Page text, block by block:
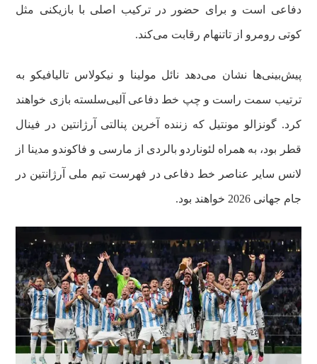
دفاعی است و برای حضور در ترکیب اصلی با بازیکنی مثل
کوتی رومرو از تاتنهام رقابت می‌کند.
پیش‌بینی‌ها نشان می‌دهد نائل مولینا و نیکولاس تالیافیکو به
ترتیب سمت راست و چپ خط دفاعی آلبی‌سلسته بازی خواهند
کرد. گونزالو مونتیل که زننده آخرین پنالتی آرژانتین در فینال
قطر بود، به همراه لئوناردو بالردی از مارسی و فاکوندو مدینا از
لانس سایر عناصر خط دفاعی در فهرست تیم ملی آرژانتین در
جام جهانی 2026 خواهند بود.